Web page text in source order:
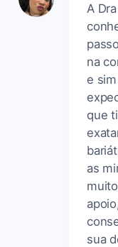
A
na
e
que
as
sua